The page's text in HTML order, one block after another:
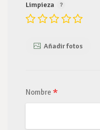
Limpieza
Añadir fotos
Nombre *